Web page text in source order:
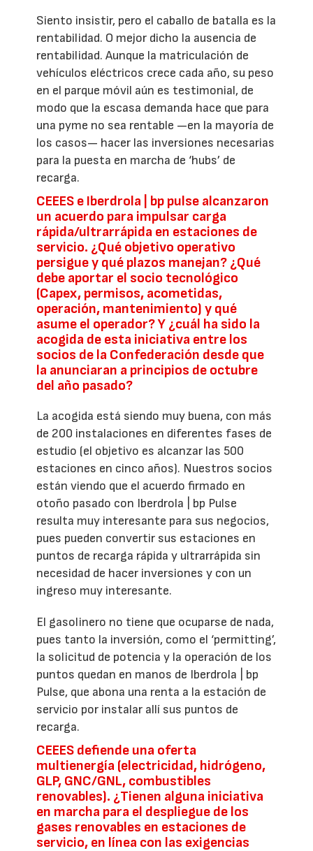
Siento insistir, pero el caballo de batalla es la
rentabilidad. O mejor dicho la ausencia de
rentabilidad. Aunque la matriculación de
vehículos eléctricos crece cada año, su peso
en el parque móvil aún es testimonial, de
modo que la escasa demanda hace que para
una pyme no sea rentable —en la mayoría de
los casos— hacer las inversiones necesarias
para la puesta en marcha de ‘hubs’ de
recarga.
CEEES e Iberdrola | bp pulse alcanzaron
un acuerdo para impulsar carga
rápida/ultrarrápida en estaciones de
servicio. ¿Qué objetivo operativo
persigue y qué plazos manejan? ¿Qué
debe aportar el socio tecnológico
(Capex, permisos, acometidas,
operación, mantenimiento) y qué
asume el operador? Y ¿cuál ha sido la
acogida de esta iniciativa entre los
socios de la Confederación desde que
la anunciaran a principios de octubre
del año pasado?
La acogida está siendo muy buena, con más
de 200 instalaciones en diferentes fases de
estudio (el objetivo es alcanzar las 500
estaciones en cinco años). Nuestros socios
están viendo que el acuerdo firmado en
otoño pasado con Iberdrola | bp Pulse
resulta muy interesante para sus negocios,
pues pueden convertir sus estaciones en
puntos de recarga rápida y ultrarrápida sin
necesidad de hacer inversiones y con un
ingreso muy interesante.
El gasolinero no tiene que ocuparse de nada,
pues tanto la inversión, como el ‘permitting’,
la solicitud de potencia y la operación de los
puntos quedan en manos de Iberdrola | bp
Pulse, que abona una renta a la estación de
servicio por instalar allí sus puntos de
recarga.
CEEES defiende una oferta
multienergía (electricidad, hidrógeno,
GLP, GNC/GNL, combustibles
renovables). ¿Tienen alguna iniciativa
en marcha para el despliegue de los
gases renovables en estaciones de
servicio, en línea con las exigencias